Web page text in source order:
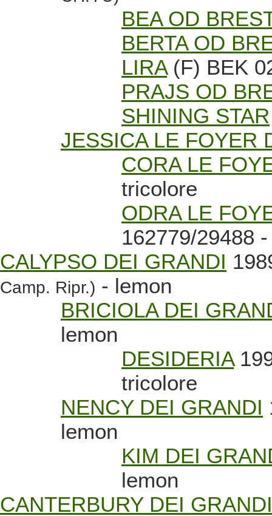
BEA OD
BERTA OD
LIRA(F) BEK
PRAJS OD
SHINING STAR
JESSICA LE FOYER
CORA LE
tricolore
ODRA LE
162779/29488
CALYPSO DEI GRANDI
Camp. Ripr.) - lemon
BRICIOLA DEI
lemon
DESIDERIA
tricolore
NENCY DEI GRANDI
lemon
KIM DEI
lemon
CANTERBURY DEI GRANDI